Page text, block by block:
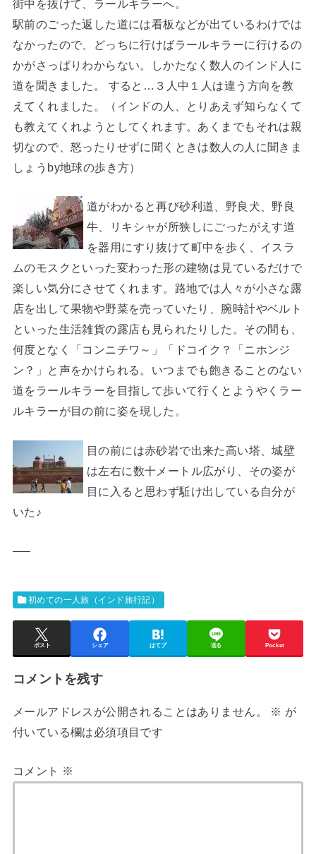
街中を抜けて、ラールキラーへ。
駅前のごった返した道には看板などが出ているわけでは
なかったので、どっちに行けばラールキラーに行けるの
かがさっぱりわからない。しかたなく数人のインド人に
道を聞きました。 すると…３人中１人は違う方向を教
えてくれました。（インドの人、とりあえず知らなくて
も教えてくれようとしてくれます。あくまでもそれは親
切なので、怒ったりせずに聞くときは数人の人に聞きま
しょうby地球の歩き方）
道がわかると再び砂利道、野良犬、野良
牛、リキシャが所狭しにごったがえす道
を器用にすり抜けて町中を歩く、イスラ
ムのモスクといった変わった形の建物は見ているだけで
楽しい気分にさせてくれます。路地では人々が小さな露
店を出して果物や野菜を売っていたり、腕時計やベルト
といった生活雑貨の露店も見られたりした。その間も、
何度となく「コンニチワ～」「ドコイク？「ニホンジ
ン？」と声をかけられる。いつまでも飽きることのない
道をラールキラーを目指して歩いて行くとようやくラー
ルキラーが目の前に姿を現した。
目の前には赤砂岩で出来た高い塔、城壁
は左右に数十メートル広がり、その姿が
目に入ると思わず駈け出している自分が
いた♪
—–
初めての一人旅（インド旅行記）
ポスト シェア はてブ 送る Pocket
コメントを残す
メールアドレスが公開されることはありません。 ※ が
付いている欄は必須項目です
コメント ※